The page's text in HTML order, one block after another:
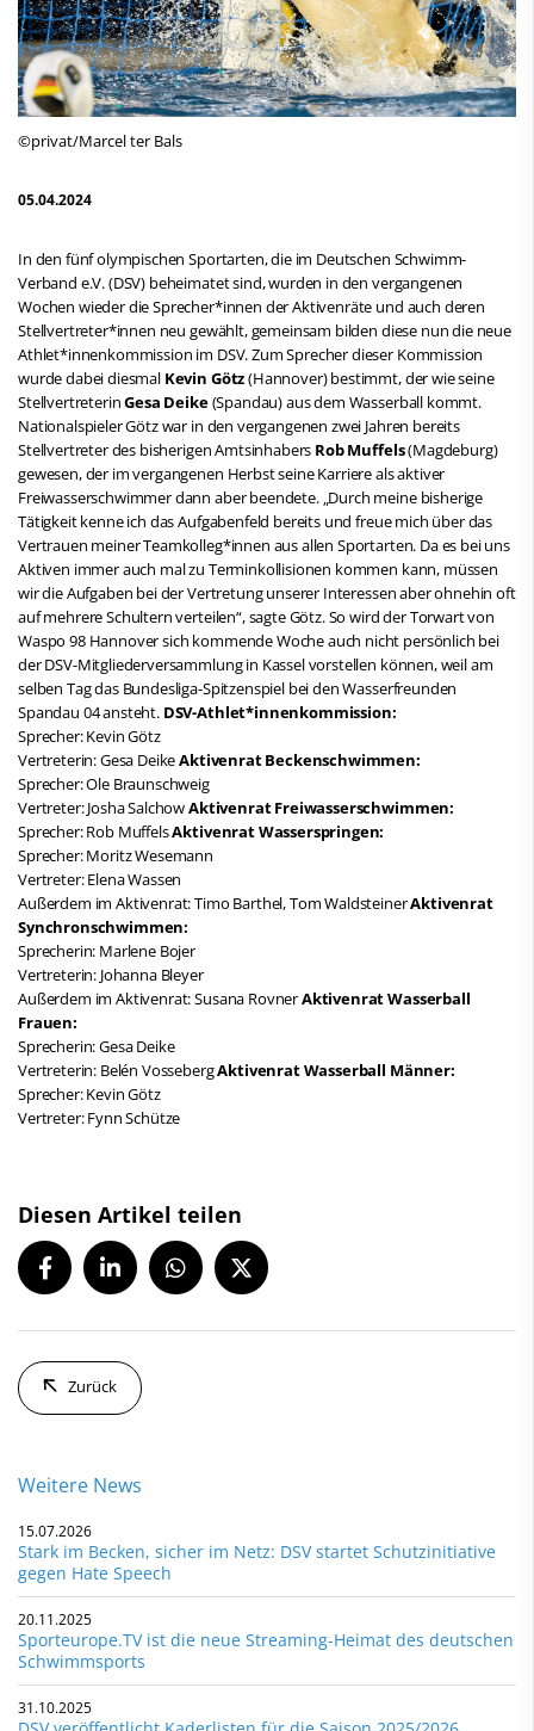
©privat/Marcel ter Bals
05.04.2024
In den fünf olympischen Sportarten, die im Deutschen Schwimm-
Verband e.V. (DSV) beheimatet sind, wurden in den vergangenen
Wochen wieder die Sprecher*innen der Aktivenräte und auch deren
Stellvertreter*innen neu gewählt, gemeinsam bilden diese nun die neue
Athlet*innenkommission im DSV. Zum Sprecher dieser Kommission
wurde dabei diesmal Kevin Götz(Hannover) bestimmt, der wie seine
StellvertreterinGesa Deike(Spandau) aus dem Wasserball kommt.
Nationalspieler Götz war in den vergangenen zwei Jahren bereits
Stellvertreter des bisherigen Amtsinhabers Rob Muffels(Magdeburg)
gewesen, der im vergangenen Herbst seine Karriere als aktiver
Freiwasserschwimmer dann aber beendete. „Durch meine bisherige
Tätigkeit kenne ich das Aufgabenfeld bereits und freue mich über das
Vertrauen meiner Teamkolleg*innen aus allen Sportarten. Da es bei uns
Aktiven immer auch mal zu Terminkollisionen kommen kann, müssen
wir die Aufgaben bei der Vertretung unserer Interessen aber ohnehin oft
auf mehrere Schultern verteilen“, sagte Götz. So wird der Torwart von
Waspo 98 Hannover sich kommende Woche auch nicht persönlich bei
der DSV-Mitgliederversammlung in Kassel vorstellen können, weil am
selben Tag das Bundesliga-Spitzenspiel bei den Wasserfreunden
Spandau 04 ansteht. DSV-Athlet*innenkommission:
Sprecher: Kevin Götz
Vertreterin: Gesa DeikeAktivenrat Beckenschwimmen:
Sprecher: Ole Braunschweig
Vertreter: Josha SalchowAktivenrat Freiwasserschwimmen:
Sprecher: Rob MuffelsAktivenrat Wasserspringen:
Sprecher: Moritz Wesemann
Vertreter: Elena Wassen
Außerdem im Aktivenrat: Timo Barthel, Tom WaldsteinerAktivenrat
Synchronschwimmen:
Sprecherin: Marlene Bojer
Vertreterin: Johanna Bleyer
Außerdem im Aktivenrat: Susana RovnerAktivenrat Wasserball
Frauen:
Sprecherin: Gesa Deike
Vertreterin: Belén VossebergAktivenrat Wasserball Männer:
Sprecher: Kevin Götz
Vertreter: Fynn Schütze
Diesen Artikel teilen
Zurück
Weitere News
15.07.2026
Stark im Becken, sicher im Netz: DSV startet Schutzinitiative
gegen Hate Speech
20.11.2025
Sporteurope.TV ist die neue Streaming-Heimat des deutschen
Schwimmsports
31.10.2025